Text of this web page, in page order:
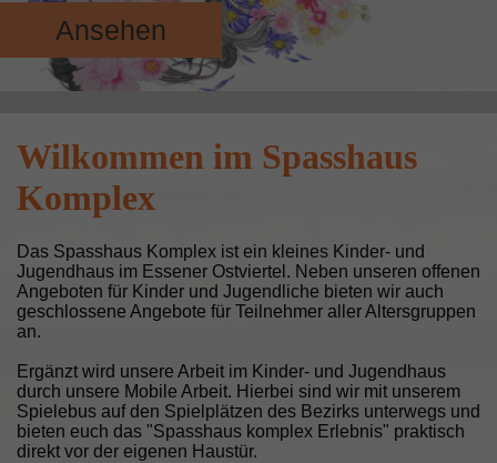
Ansehen
Wilkommen im Spasshaus
Komplex
Das Spasshaus Komplex ist ein kleines Kinder- und
Jugendhaus im Essener Ostviertel. Neben unseren offenen
Angeboten für Kinder und Jugendliche bieten wir auch
geschlossene Angebote für Teilnehmer aller Altersgruppen
an.
Ergänzt wird unsere Arbeit im Kinder- und Jugendhaus
durch unsere Mobile Arbeit. Hierbei sind wir mit unserem
Spielebus auf den Spielplätzen des Bezirks unterwegs und
bieten euch das "Spasshaus komplex Erlebnis" praktisch
direkt vor der eigenen Haustür.